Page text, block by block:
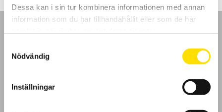
Dessa kan i sin tur kombinera informationen med annan
information som du har tillhandahållit eller som de har
Nödvändig
Inställningar